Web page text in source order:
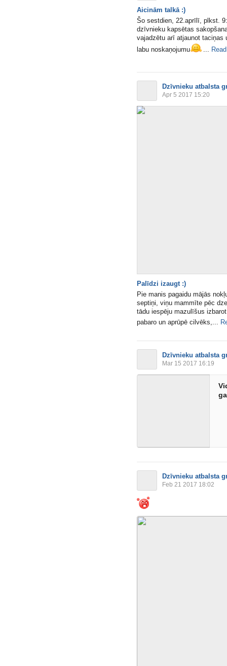
Aicinām talkā :)
Šo sestdien, 22.aprīlī, plkst.
dzīvnieku kapsētas
vajadzētu arī atjaunot taciņas
labu noskaņojumu
Dzīvnieku atbalsta
Apr 5 2017 15:20
Palīdzi izaugt :)
Pie manis pagaidu mājās
septiņi, viņu mammīte pēc
tādu iespēju mazulīšus
pabaro un aprūpē cilvēks,...
Dzīvnieku atbalsta
Mar 15 2017 16:19
Dzīvnieku atbalsta
Feb 21 2017 18:02